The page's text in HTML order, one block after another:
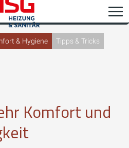
& Hygiene Tipps & Tricks
Komfort und